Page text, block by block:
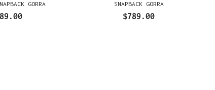
GORRA
SNAPBACK GORRA
$789.00